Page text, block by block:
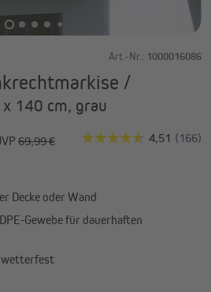
Art.-Nr.: 1000016086
/
140 cm, grau
69,99 €
Decke oder Wand
Gewebe für dauerhaften
wetterfest